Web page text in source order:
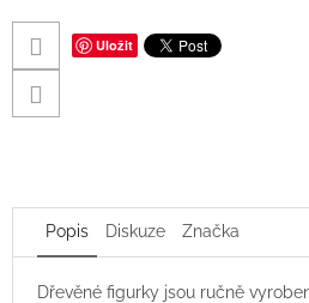
Uložit
Popis Diskuze Značka
Dřevěné figurky jsou ručně